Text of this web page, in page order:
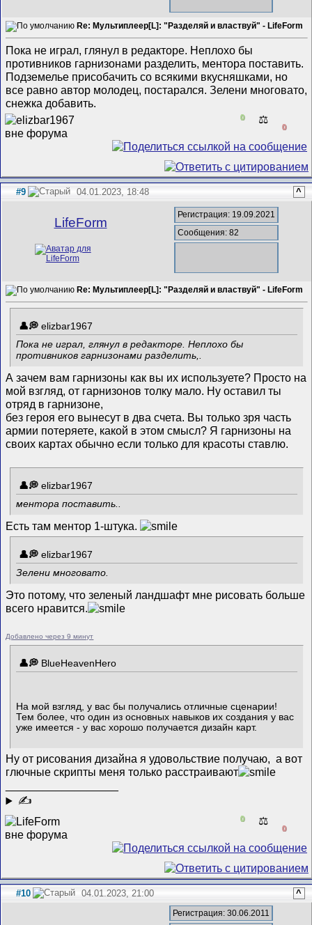
Re: Мультиплеер[L]: "Разделяй и властвуй" - LifeForm
Пока не играл, глянул в редакторе. Неплохо бы
противников гарнизонами разделить, ментора поставить.
Подземелье присобачить со всякими вкусняшками, но
все равно автор молодец, постарался. Зелени многовато,
снежка добавить.
0 ⚖️
0
#9 04.01.2023, 18:48 ^
LifeForm
Регистрация: 19.09.2021
Сообщения: 82
Re: Мультиплеер[L]: "Разделяй и властвуй" - LifeForm
elizbar1967
Пока не играл, глянул в редакторе. Неплохо бы
противников гарнизонами разделить,.
А зачем вам гарнизоны как вы их используете? Просто на
мой взгляд, от гарнизонов толку мало. Ну оставил ты
отряд в гарнизоне,
без героя его вынесут в два счета. Вы только зря часть
армии потеряете, какой в этом смысл? Я гарнизоны на
своих картах обычно если только для красоты ставлю.
elizbar1967
ментора поставить..
Есть там ментор 1-штука.
elizbar1967
Зелени многовато.
Это потому, что зеленый ландшафт мне рисовать больше
всего нравится.
Добавлено через 9 минут
BlueHeavenHero
На мой взгляд, у вас бы получались отличные сценарии!
Тем более, что один из основных навыков их создания у вас
уже имеется - у вас хорошо получается дизайн карт.
Ну от рисования дизайна я удовольствие получаю, а вот
глючные скрипты меня только расстраивают
✍
0 ⚖️
0
#10 04.01.2023, 21:00 ^
Регистрация: 30.06.2011